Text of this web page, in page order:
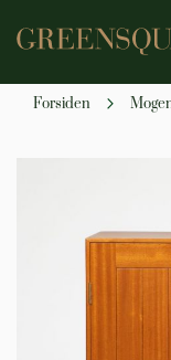
Forsiden
billedgalleriet